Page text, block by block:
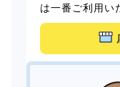
は一番ご利用い